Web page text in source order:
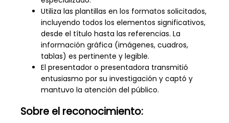
Utiliza las plantillas en los formatos solicitados,
incluyendo todos los elementos significativos,
desde el título hasta las referencias. La
información gráfica (imágenes, cuadros,
tablas) es pertinente y legible.
El presentador o presentadora transmitió
entusiasmo por su investigación y captó y
mantuvo la atención del público.
Sobre el reconocimiento: